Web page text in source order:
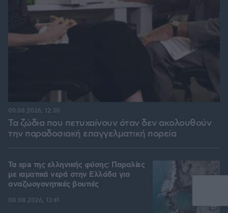
Τα ζώδια που πετυχαίνουν όταν δεν ακολουθούν
την παραδοσιακή επαγγελματική πορεία
09.08.2026, 12:30
Τα spa της ελληνικής φύσης: Παραλίες
με ιαματικά νερά στην Ελλάδα για
αναζωογονητικές βουτιές
08.08.2026, 13:41